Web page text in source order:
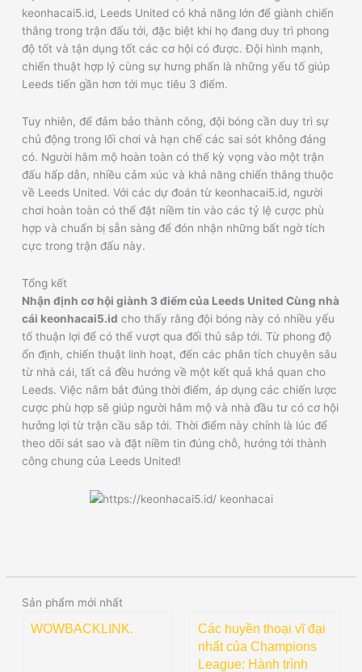
keonhacai5.id, Leeds United có khả năng lớn để giành chiến
thắng trong trận đấu tới, đặc biệt khi họ đang duy trì phong
độ tốt và tận dụng tốt các cơ hội có được. Đội hình mạnh,
chiến thuật hợp lý cùng sự hưng phấn là những yếu tố giúp
Leeds tiến gần hơn tới mục tiêu 3 điểm.
Tuy nhiên, để đảm bảo thành công, đội bóng cần duy trì sự
chủ động trong lối chơi và hạn chế các sai sót không đáng
có. Người hâm mộ hoàn toàn có thể kỳ vọng vào một trận
đấu hấp dẫn, nhiều cảm xúc và khả năng chiến thắng thuộc
về Leeds United. Với các dự đoán từ keonhacai5.id, người
chơi hoàn toàn có thể đặt niềm tin vào các tỷ lệ cược phù
hợp và chuẩn bị sẵn sàng để đón nhận những bất ngờ tích
cực trong trận đấu này.
Tổng kết
Nhận định cơ hội giành 3 điểm của Leeds United Cùng nhà
cái keonhacai5.id cho thấy rằng đội bóng này có nhiều yếu
tố thuận lợi để có thể vượt qua đối thủ sắp tới. Từ phong độ
ổn định, chiến thuật linh hoạt, đến các phân tích chuyên sâu
từ nhà cái, tất cả đều hướng về một kết quả khả quan cho
Leeds. Việc nắm bắt đúng thời điểm, áp dụng các chiến lược
cược phù hợp sẽ giúp người hâm mộ và nhà đầu tư có cơ hội
hưởng lợi từ trận cầu sắp tới. Thời điểm này chính là lúc để
theo dõi sát sao và đặt niềm tin đúng chỗ, hướng tới thành
công chung của Leeds United!
Sản phẩm mới nhất
WOWBACKLINK.
Các huyền thoại vĩ đại
nhất của Champions
League: Hành trình